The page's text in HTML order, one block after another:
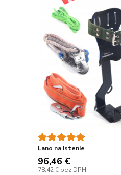
Lano na istenie
96,46 €
78,42 € bez DPH